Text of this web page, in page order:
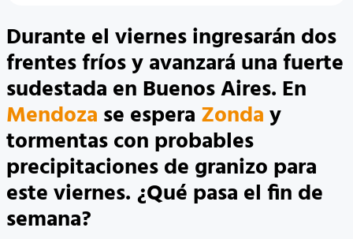
Durante el viernes ingresarán dos
frentes fríos y avanzará una fuerte
sudestada en Buenos Aires. En
Mendoza se espera Zonday
tormentas con probables
precipitaciones de granizo para
este viernes. ¿Qué pasa el fin de
semana?